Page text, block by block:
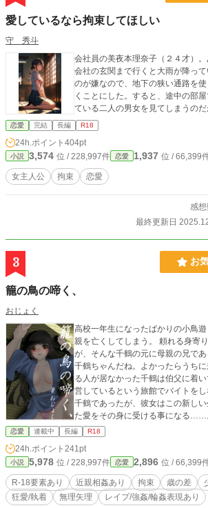
愛しているなら拘束してほしい
守 秀斗
会社員の美夜本理奈子（２４才）
会社の玄関まで行くと大雨が降っ
のが嫌なので、地下の狭い通路を
くことにした。すると、途中の部
ている二人の男女を見てしまうの
恋愛 完結 長編 R18
24h.ポイント 404pt
小説 3,574 位 / 228,997件 恋愛 1,937 位 / 66,399
女主人公 拘束 恋愛
感
最終更新日
3 お
籠の鳥の啼く、
おじょく
高校一年生になったばかりの小鳥
親を亡くしてしまう。 頼れる身寄
が、そんな千鶴の元に母親の兄で
千鶴ちゃんだね。よかったらうち
る人が居なかった千鶴は伯父に着
営しているという旅館でバイトを
千鶴であったが、彼女はこの新し
た愛をその身に受ける事になる……。 ーーーーーーーー
伯父(40代男)×養女(16歳元JK) 兄妹の近親相姦を仄めかす表現
があり、今後描写する可能性があります。 性描写が
トルには＊がつけられており、冒頭
す。 基本的にはレイプ、強姦、望まない性行為を取り扱って
おります。 本作そのような犯罪行
ているものではありません。あくま
してお楽しみ下さい。
恋愛 連載中 長編 R18
24h.ポイント 241pt
小説 5,978 位 / 228,997件 恋愛 2,896 位 / 66,399
R-18要素あり 近親相姦あり 拘束 歳の差
狂愛/執着
無理矢理 レイプ/強姦/輪姦表現あり